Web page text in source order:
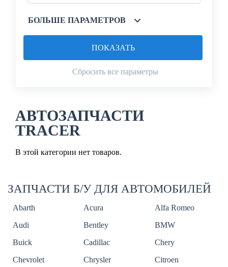
БОЛЬШЕ ПАРАМЕТРОВ
Сбросить все параметры
ПОКАЗАТЬ
АВТОЗАПЧАСТИ
TRACER
В этой категории нет товаров.
ЗАПЧАСТИ Б/У ДЛЯ АВТОМОБИЛЕЙ
Abarth Acura
Alfa Romeo
Audi
Bentley
BMW
Buick
Cadillac
Chery
Chevrolet
Chrysler
Citroen